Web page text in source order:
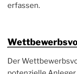
erfassen.
Der